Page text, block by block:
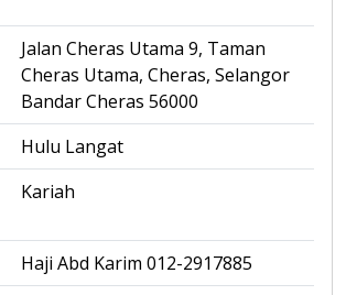
Jalan Cheras Utama 9, Taman
Cheras Utama, Cheras, Selangor
Bandar Cheras 56000
Hulu Langat
Kariah
Haji Abd Karim 012-2917885